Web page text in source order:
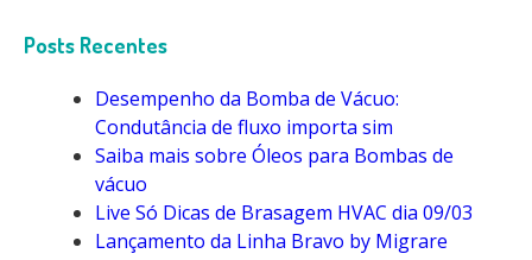
Posts Recentes
Desempenho da Bomba de Vácuo:
Condutância de fluxo importa sim
Saiba mais sobre Óleos para Bombas de
vácuo
Live Só Dicas de Brasagem HVAC dia 09/03
Lançamento da Linha Bravo by Migrare